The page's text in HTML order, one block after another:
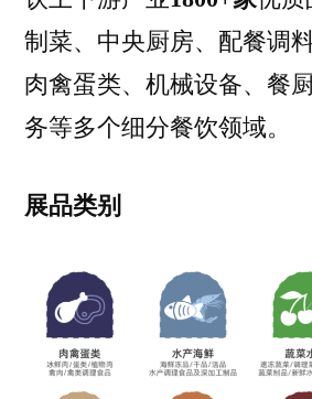
制菜、中央厨房、配餐调
肉禽蛋类、机械设备、餐
务等多个细分餐饮领域。
展品类别